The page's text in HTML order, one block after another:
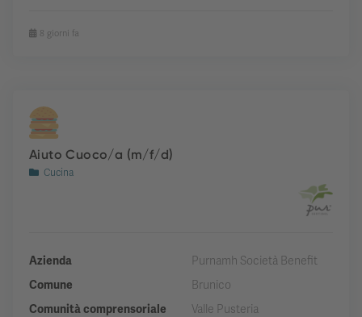
8 giorni fa
Aiuto Cuoco/a (m/f/d)
Cucina
Azienda
Purnamh Società Benefit
Comune
Brunico
Comunità comprensoriale
Valle Pusteria